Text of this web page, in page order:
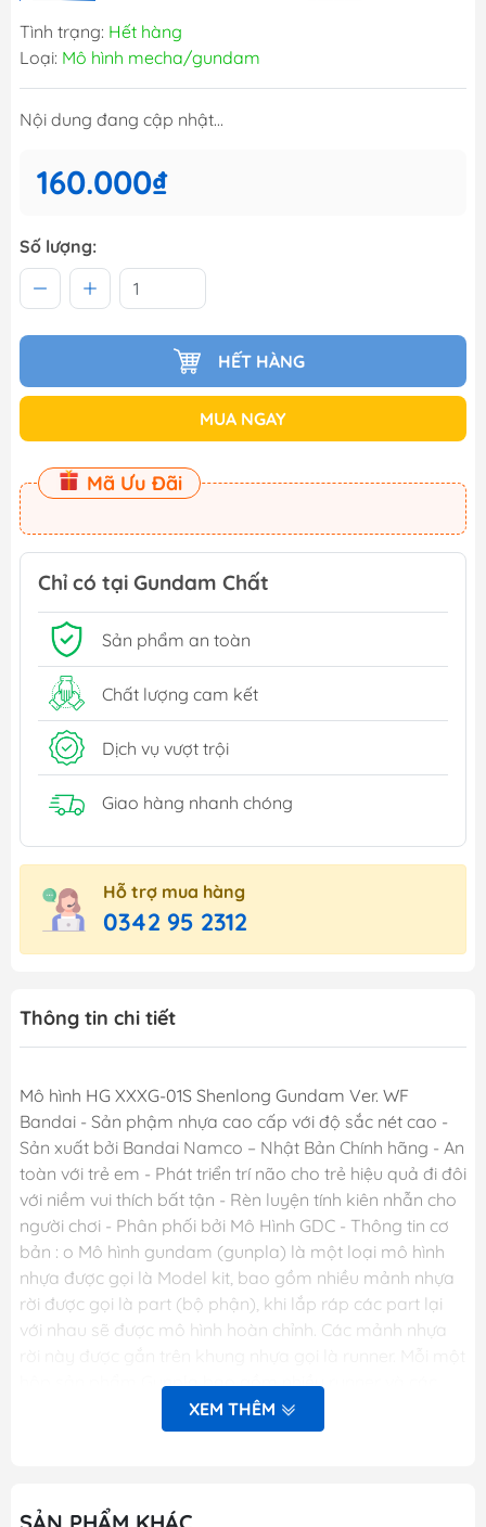
Tình trạng: Hết hàng
Loại: Mô hình mecha/gundam
Nội dung đang cập nhật...
160.000₫
Số lượng:
HẾT HÀNG
MUA NGAY
Mã Ưu Đãi
Chỉ có tại Gundam Chất
Sản phẩm an toàn
Chất lượng cam kết
Dịch vụ vượt trội
Giao hàng nhanh chóng
Hỗ trợ mua hàng
0342 95 2312
Thông tin chi tiết
Mô hình HG XXXG-01S Shenlong Gundam Ver. WF
Bandai - Sản phậm nhựa cao cấp với độ sắc nét cao -
Sản xuất bởi Bandai Namco – Nhật Bản Chính hãng - An
toàn với trẻ em - Phát triển trí não cho trẻ hiệu quả đi đôi
với niềm vui thích bất tận - Rèn luyện tính kiên nhẫn cho
người chơi - Phân phối bởi Mô Hình GDC - Thông tin cơ
bản : o Mô hình gundam (gunpla) là một loại mô hình
nhựa được gọi là Model kit, bao gồm nhiều mảnh nhựa
rời được gọi là part (bộ phận), khi lắp ráp các part lại
với nhau sẽ được mô hình hoàn chỉnh. Các mảnh nhựa
hộp sản phẩm Gunpla bao gồm nhiều runner và các
phụ kiện liên quan, một tập sách nhỏ (manual) bên
trong giới thiệu sơ lược về mẫu Gundam trong hộp và
muốn. o Người chơi sẽ thỏa sức sáng tạo và đam mê.
XEM THÊM